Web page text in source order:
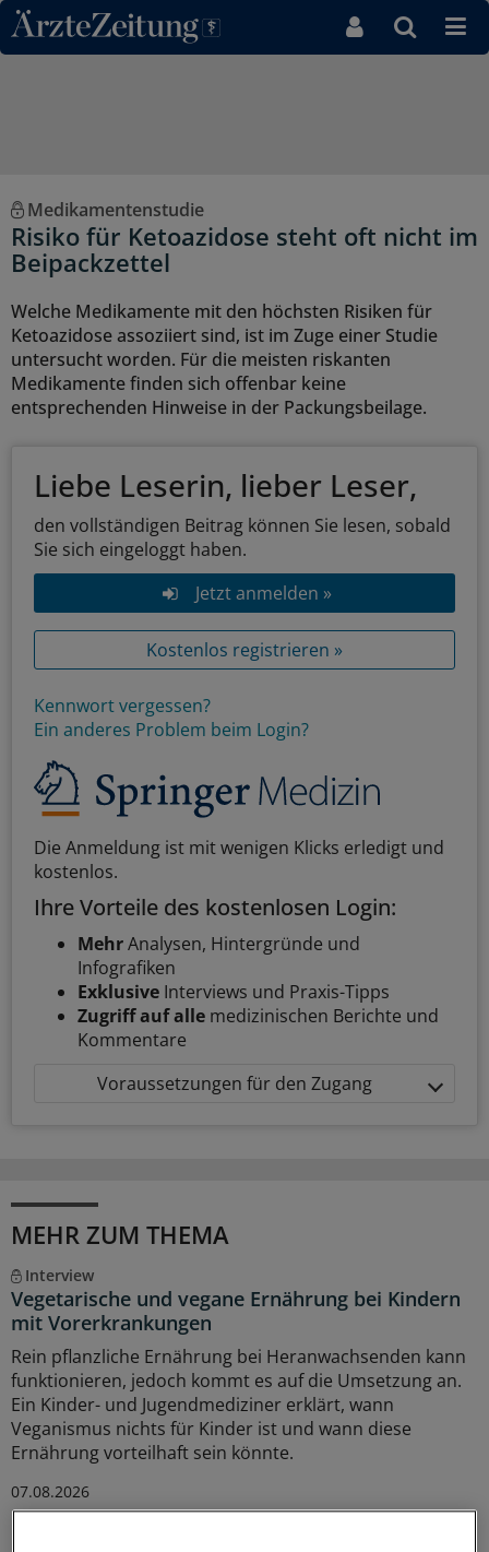
Direkt zum Inhaltsbereich
Medikamentenstudie
Risiko für Ketoazidose steht oft nicht im
Beipackzettel
Welche Medikamente mit den höchsten Risiken für
Ketoazidose assoziiert sind, ist im Zuge einer Studie
untersucht worden. Für die meisten riskanten
Medikamente finden sich offenbar keine
entsprechenden Hinweise in der Packungsbeilage.
Liebe Leserin, lieber Leser,
den vollständigen Beitrag können Sie lesen, sobald
Sie sich eingeloggt haben.
Jetzt anmelden »
Kostenlos registrieren »
Kennwort vergessen?
Ein anderes Problem beim Login?
Die Anmeldung ist mit wenigen Klicks erledigt und
kostenlos.
Ihre Vorteile des kostenlosen Login:
MehrAnalysen, Hintergründe und
Infografiken
Exklusive Interviews und Praxis-Tipps
Zugriff auf alle medizinischen Berichte und
Kommentare
Voraussetzungen für den Zugang
MEHR ZUM THEMA
Interview
Vegetarische und vegane Ernährung bei Kindern
mit Vorerkrankungen
Rein pflanzliche Ernährung bei Heranwachsenden kann
funktionieren, jedoch kommt es auf die Umsetzung an.
Ein Kinder- und Jugendmediziner erklärt, wann
Veganismus nichts für Kinder ist und wann diese
Ernährung vorteilhaft sein könnte.
07.08.2026